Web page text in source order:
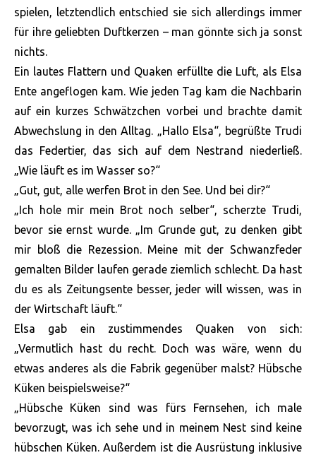
spielen, letztendlich entschied sie sich allerdings immer
für ihre geliebten Duftkerzen – man gönnte sich ja sonst
nichts.
Ein lautes Flattern und Quaken erfüllte die Luft, als Elsa
Ente angeflogen kam. Wie jeden Tag kam die Nachbarin
auf ein kurzes Schwätzchen vorbei und brachte damit
Abwechslung in den Alltag. „Hallo Elsa“, begrüßte Trudi
das Federtier, das sich auf dem Nestrand niederließ.
„Wie läuft es im Wasser so?“
„Gut, gut, alle werfen Brot in den See. Und bei dir?“
„Ich hole mir mein Brot noch selber“, scherzte Trudi,
bevor sie ernst wurde. „Im Grunde gut, zu denken gibt
mir bloß die Rezession. Meine mit der Schwanzfeder
gemalten Bilder laufen gerade ziemlich schlecht. Da hast
du es als Zeitungsente besser, jeder will wissen, was in
der Wirtschaft läuft.“
Elsa gab ein zustimmendes Quaken von sich:
„Vermutlich hast du recht. Doch was wäre, wenn du
etwas anderes als die Fabrik gegenüber malst? Hübsche
Küken beispielsweise?“
„Hübsche Küken sind was fürs Fernsehen, ich male
bevorzugt, was ich sehe und in meinem Nest sind keine
hübschen Küken. Außerdem ist die Ausrüstung inklusive